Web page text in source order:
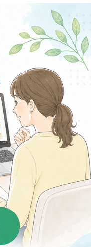
に入っています。
、楽しくなるよう
名刺になっていま
も、気軽に相談で
操作上のトラブ
ただけるので、
願いいたしま